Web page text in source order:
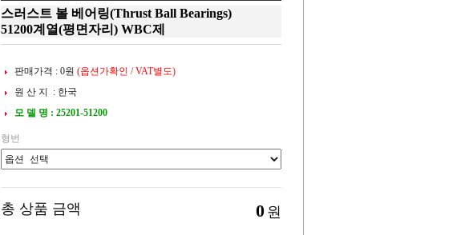
스러스트 볼 베어링(Thrust Ball Bearings)
51200계열(평면자리) WBC제
판매가격 : 0원 (옵션가확인 / VAT별도)
원 산 지 : 한국
모 델 명 : 25201-51200
형번
총 상품 금액 0 원